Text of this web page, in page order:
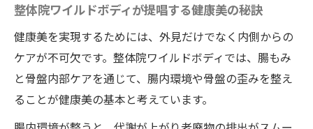
整体院ワイルドボディが提唱する健康美の秘訣
健康美を実現するためには、外見だけでなく内側からの
ケアが不可欠です。整体院ワイルドボディでは、腸もみ
と骨盤内部ケアを通じて、腸内環境や骨盤の歪みを整え
ることが健康美の基本と考えています。